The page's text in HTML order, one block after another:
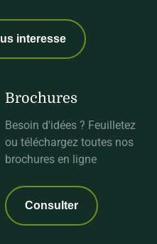
interesse
Brochures
Besoin d'idées ? Feuilletez
ou téléchargez toutes nos
brochures en ligne
Consulter